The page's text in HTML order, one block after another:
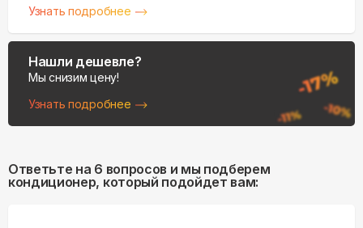
Узнать подробнее
Нашли дешевле?
Мы снизим цену!
Узнать подробнее
Ответьте на 6 вопросов и мы подберем
кондиционер, который подойдет вам: